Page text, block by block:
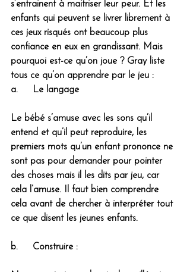
s’entrainent à maitriser leur peur. Et les
enfants qui peuvent se livrer librement à
ces jeux risqués ont beaucoup plus
confiance en eux en grandissant. Mais
pourquoi est-ce qu’on joue ? Gray liste
tous ce qu’on apprendre par le jeu :
a.     Le langage
Le bébé s’amuse avec les sons qu’il
entend et qu’il peut reproduire, les
premiers mots qu’un enfant prononce ne
sont pas pour demander pour pointer
des choses mais il les dits par jeu, car
cela l’amuse. Il faut bien comprendre
cela avant de chercher à interpréter tout
ce que disent les jeunes enfants.
b.     Construire :